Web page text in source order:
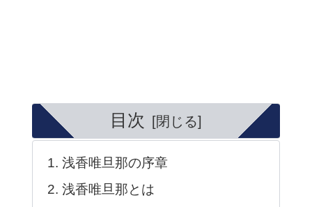
目次
浅香唯旦那の序章
浅香唯旦那とは